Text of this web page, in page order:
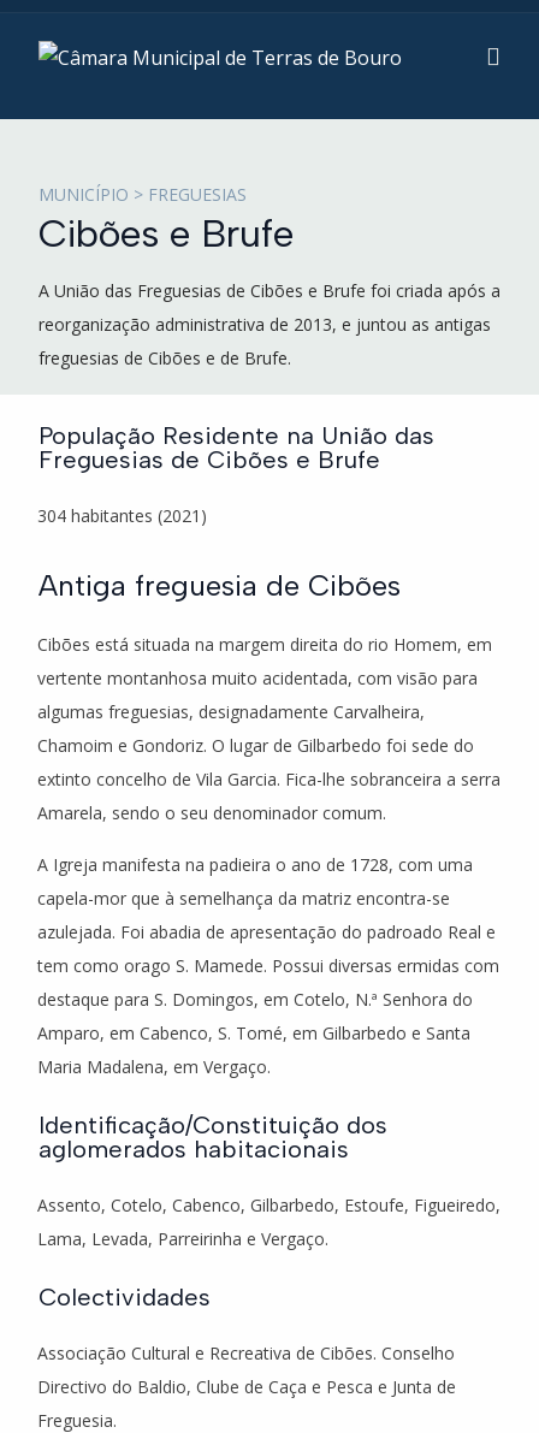
MUNICÍPIO > FREGUESIAS
Cibões e Brufe
A União das Freguesias de Cibões e Brufe foi criada após a
reorganização administrativa de 2013, e juntou as antigas
freguesias de Cibões e de Brufe.
População Residente na União das
Freguesias de Cibões e Brufe
304 habitantes (2021)
Antiga freguesia de Cibões
Cibões está situada na margem direita do rio Homem, em
vertente montanhosa muito acidentada, com visão para
algumas freguesias, designadamente Carvalheira,
Chamoim e Gondoriz. O lugar de Gilbarbedo foi sede do
extinto concelho de Vila Garcia. Fica-lhe sobranceira a serra
Amarela, sendo o seu denominador comum.
A Igreja manifesta na padieira o ano de 1728, com uma
capela-mor que à semelhança da matriz encontra-se
azulejada. Foi abadia de apresentação do padroado Real e
tem como orago S. Mamede. Possui diversas ermidas com
destaque para S. Domingos, em Cotelo, N.ª Senhora do
Amparo, em Cabenco, S. Tomé, em Gilbarbedo e Santa
Maria Madalena, em Vergaço.
Identificação/Constituição dos
aglomerados habitacionais
Assento, Cotelo, Cabenco, Gilbarbedo, Estoufe, Figueiredo,
Lama, Levada, Parreirinha e Vergaço.
Colectividades
Associação Cultural e Recreativa de Cibões. Conselho
Directivo do Baldio, Clube de Caça e Pesca e Junta de
Freguesia.